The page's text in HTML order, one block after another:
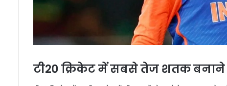
टी20 क्रिकेट में सबसे तेज शतक बनाने